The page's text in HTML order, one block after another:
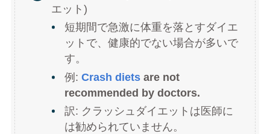
エット)
短期間で急激に体重を落とすダイエ
ットで、健康的でない場合が多いで
す。
例:Crash diets are not
recommended by doctors.
訳: クラッシュダイエットは医師に
は勧められていません。